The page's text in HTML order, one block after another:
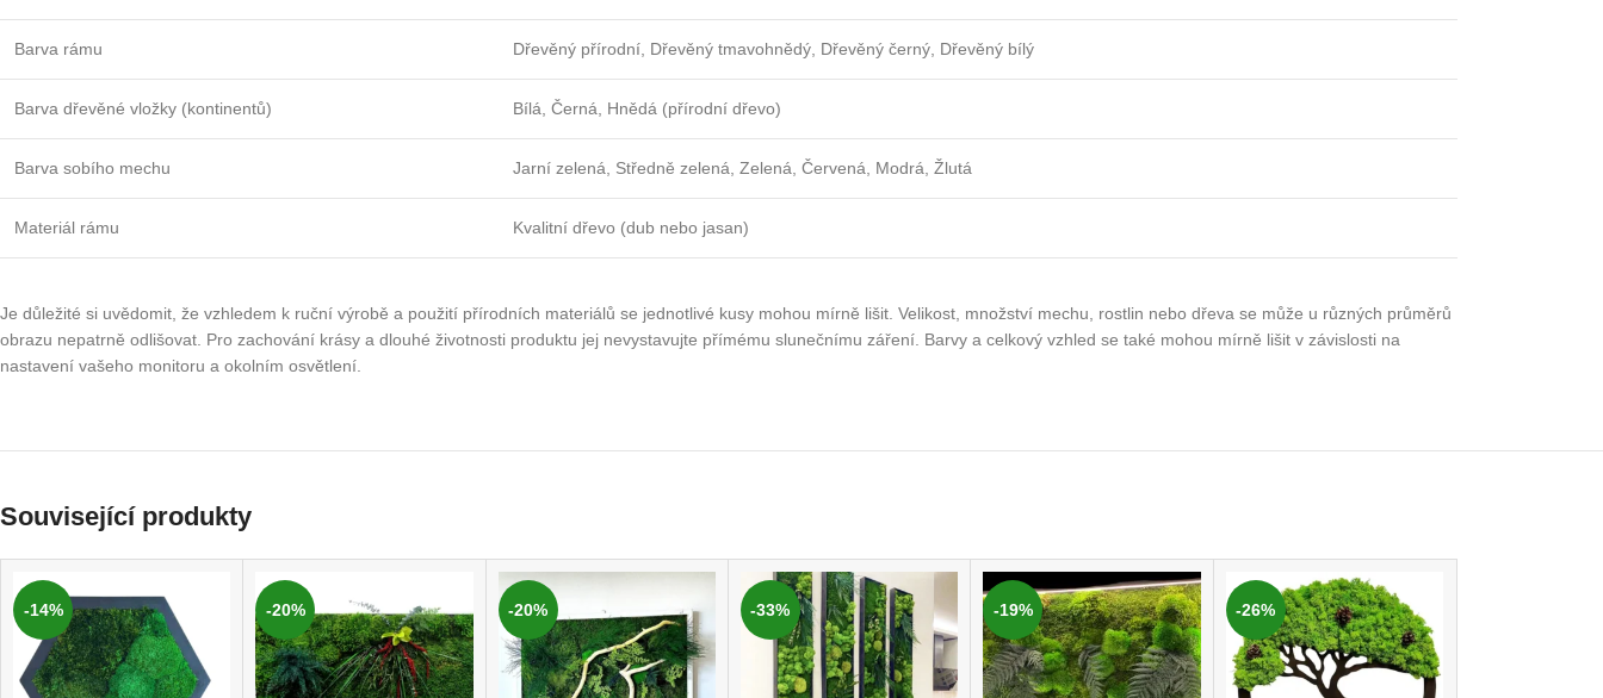
Barva rámu Dřevěný přírodní, Dřevěný tmavohnědý, Dřevěný černý, Dřevěný bílý
Barva dřevěné vložky (kontinentů) Bílá, Černá, Hnědá (přírodní dřevo)
Barva sobího mechu Jarní zelená, Středně zelená, Zelená, Červená, Modrá, Žlutá
Materiál rámu Kvalitní dřevo (dub nebo jasan)
Je důležité si uvědomit, že vzhledem k ruční výrobě a použití přírodních materiálů se jednotlivé kusy mohou mírně lišit. Velikost, množství mechu, rostlin nebo dřeva se může u různých průměrů
obrazu nepatrně odlišovat. Pro zachování krásy a dlouhé životnosti produktu jej nevystavujte přímému slunečnímu záření. Barvy a celkový vzhled se také mohou mírně lišit v závislosti na
nastavení vašeho monitoru a okolním osvětlení.
Související produkty
-14% -20% -20% -33% -19% -26%